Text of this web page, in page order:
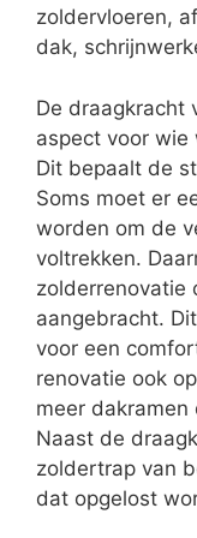
zoldervloeren,
dak,
De draagkracht
aspect voor wie
Dit bepaalt de
Soms moet er
worden om de
voltrekken.
zolderrenovatie
aangebracht.
voor een
renovatie ook
meer
Naast de
zoldertrap van
dat opgelost